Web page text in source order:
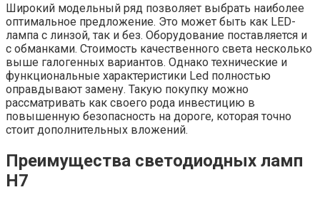
Широкий модельный ряд позволяет выбрать наиболее
оптимальное предложение. Это может быть как LED-
лампа с линзой, так и без. Оборудование поставляется и
с обманками. Стоимость качественного света несколько
выше галогенных вариантов. Однако технические и
функциональные характеристики Led полностью
оправдывают замену. Такую покупку можно
рассматривать как своего рода инвестицию в
повышенную безопасность на дороге, которая точно
стоит дополнительных вложений.
Преимущества светодиодных ламп
H7